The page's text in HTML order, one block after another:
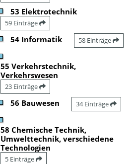
53 Elektrotechnik
59 Einträge
54 Informatik 58 Einträge
55 Verkehrstechnik,
Verkehrswesen
23 Einträge
56 Bauwesen 34 Einträge
58 Chemische Technik,
Umwelttechnik, verschiedene
Technologien
5 Einträge